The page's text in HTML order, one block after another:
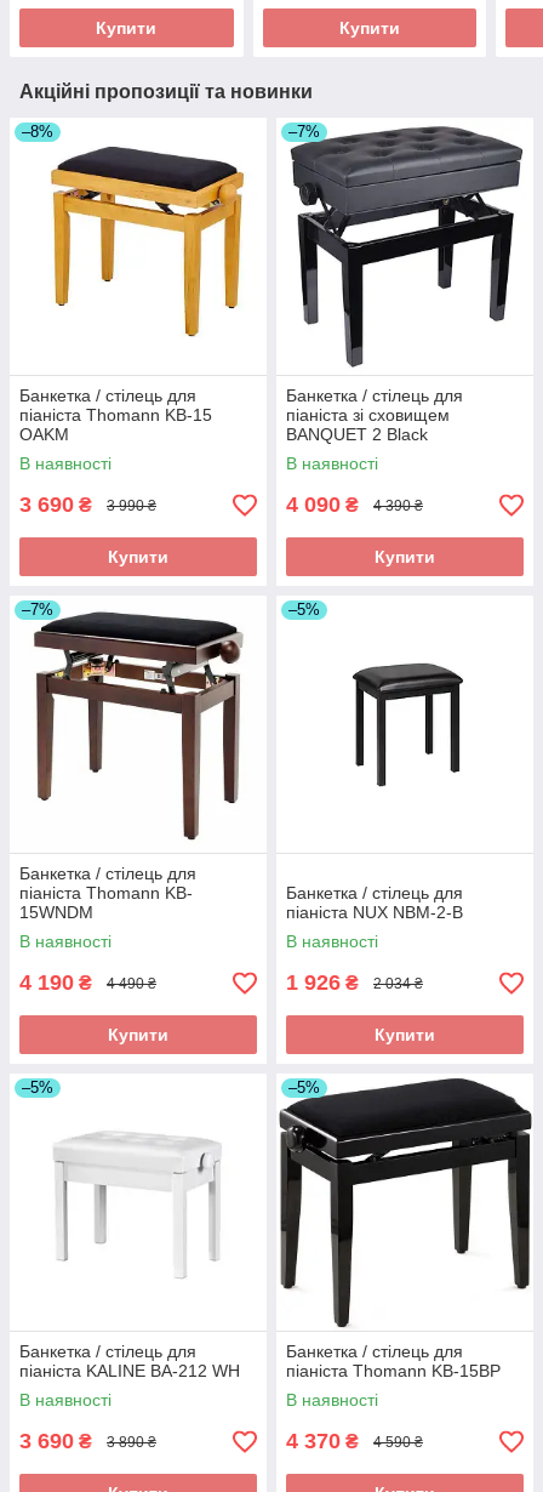
Купити Купити
Акційні пропозиції та новинки
–8%
Банкетка / стілець для
піаніста Thomann KB-15
OAKM
В наявності
3 690 ₴ 3 990 ₴
Купити
–7%
Банкетка / стілець для
піаніста зі сховищем
BANQUET 2 Black
В наявності
4 090 ₴ 4 390 ₴
Купити
–7%
Банкетка / стілець для
піаніста Thomann KB-
15WNDM
В наявності
4 190 ₴ 4 490 ₴
Купити
–5%
Банкетка / стілець для
піаніста NUX NBM-2-B
В наявності
1 926 ₴ 2 034 ₴
Купити
–5%
Банкетка / стілець для
піаніста KALINE BA-212 WH
В наявності
3 690 ₴ 3 890 ₴
–5%
Банкетка / стілець для
піаніста Thomann KB-15BP
В наявності
4 370 ₴ 4 590 ₴